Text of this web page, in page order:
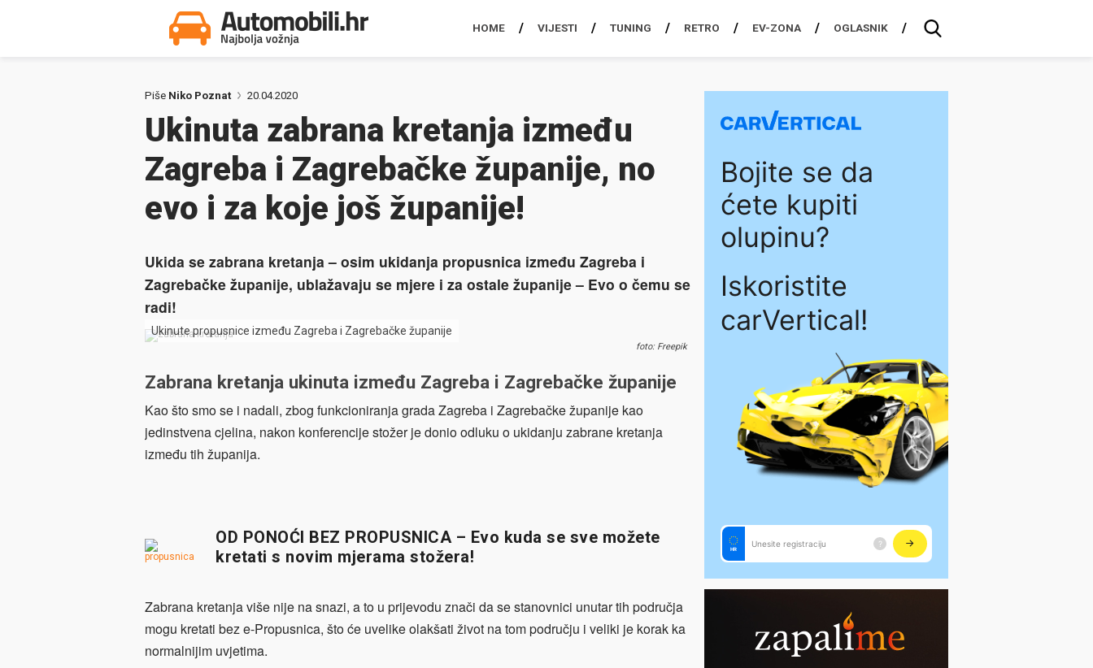
HOME VIJESTI TUNING RETRO EV-ZONA OGLASNIK
Piše Niko Poznat 20.04.2020
Ukinuta zabrana kretanja između
Zagreba i Zagrebačke županije, no
evo i za koje još županije!
Ukida se zabrana kretanja – osim ukidanja propusnica između Zagreba i
Zagrebačke županije, ublažavaju se mjere i za ostale županije – Evo o čemu se
radi!
Ukinute propusnice između Zagreba i Zagrebačke županije
foto: Freepik
Zabrana kretanja ukinuta između Zagreba i Zagrebačke županije
Kao što smo se i nadali, zbog funkcioniranja grada Zagreba i Zagrebačke županije kao
jedinstvena cjelina, nakon konferencije stožer je donio odluku o ukidanju zabrane kretanja
između tih županija.
OD PONOĆI BEZ PROPUSNICA – Evo kuda se sve možete
kretati s novim mjerama stožera!
Zabrana kretanja više nije na snazi, a to u prijevodu znači da se stanovnici unutar tih područja
mogu kretati bez e-Propusnica, što će uvelike olakšati život na tom području i veliki je korak ka
normalnijim uvjetima.